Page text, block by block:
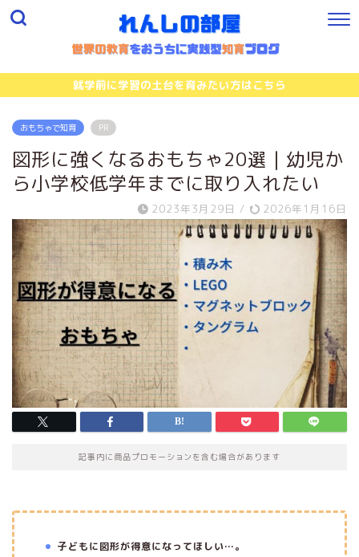
就学前に学習の土台を育みたい方はこちら
おもちゃで知育 PR
図形に強くなるおもちゃ20選｜幼児か
ら小学校低学年までに取り入れたい
2023年3月29日 / 2026年1月16日
記事内に商品プロモーションを含む場合があります
子どもに図形が得意になってほしい…。